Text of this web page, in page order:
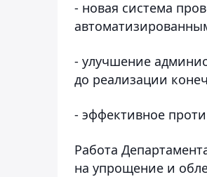
- новая система
- улучшение
до реализации
- эффективное
Работа
на упрощение и